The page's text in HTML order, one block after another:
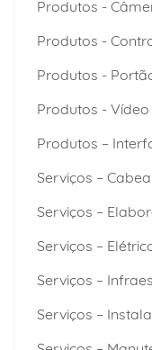
Produtos -
Produtos -
Produtos -
Produtos -
Produtos –
Serviços –
Serviços –
Serviços –
Serviços –
Serviços –